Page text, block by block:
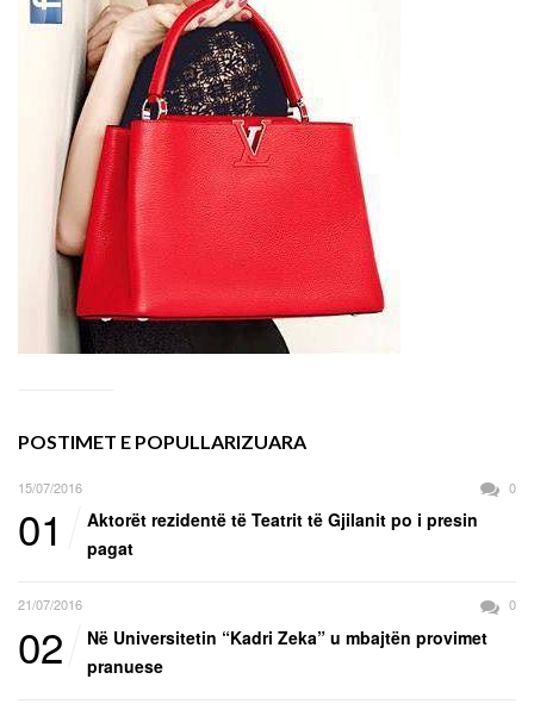
POSTIMET E POPULLARIZUARA
15/07/2016 0
01
Aktorët rezidentë të Teatrit të Gjilanit po i presin
pagat
21/07/2016 0
02
Në Universitetin “Kadri Zeka” u mbajtën provimet
pranuese